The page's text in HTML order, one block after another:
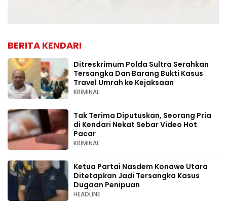
BERITA KENDARI
Ditreskrimum Polda Sultra Serahkan
Tersangka Dan Barang Bukti Kasus
Travel Umrah ke Kejaksaan
KRIMINAL
Tak Terima Diputuskan, Seorang Pria
di Kendari Nekat Sebar Video Hot
Pacar
KRIMINAL
Ketua Partai Nasdem Konawe Utara
Ditetapkan Jadi Tersangka Kasus
Dugaan Penipuan
HEADLINE